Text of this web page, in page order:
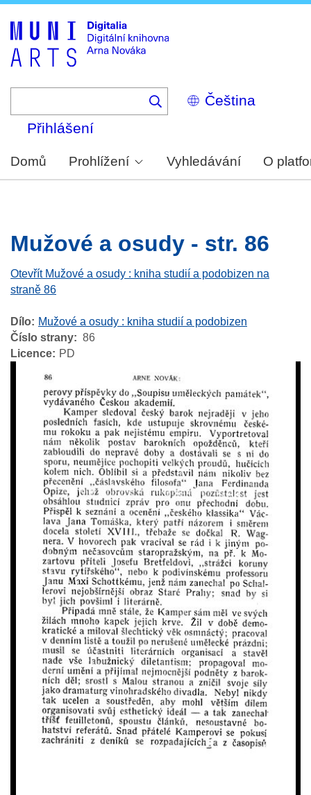
Select
your
Přihlášení
Domů Prohlížení Vyhledávání O
Mužové a osudy - str. 86
Otevřít Mužové a osudy : kniha studií a podobizen na
straně 86
Dílo
Mužové a osudy : kniha studií a podobizen
Číslo strany
86
Licence
PD